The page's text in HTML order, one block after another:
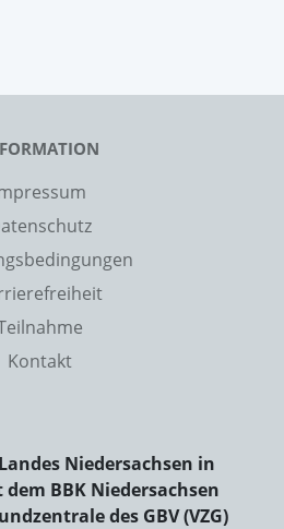
Kontakt
Niedersachsen in
BBK Niedersachsen
des GBV (VZG)